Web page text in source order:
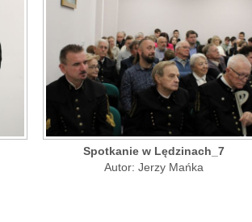
Spotkanie w Lędzinach_7
Autor: Jerzy Mańka